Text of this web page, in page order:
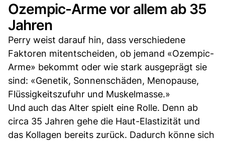
Ozempic-Arme vor allem ab 35
Jahren
Perry weist darauf hin, dass verschiedene
Faktoren mitentscheiden, ob jemand «Ozempic-
Arme» bekommt oder wie stark ausgeprägt sie
sind: «Genetik, Sonnenschäden, Menopause,
Flüssigkeitszufuhr und Muskelmasse.»
Und auch das Alter spielt eine Rolle. Denn ab
circa 35 Jahren gehe die Haut-Elastizität und
das Kollagen bereits zurück. Dadurch könne sich